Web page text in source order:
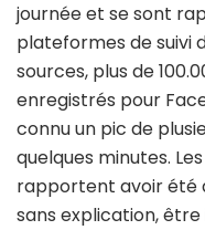
journée et se sont
plateformes de suivi
sources, plus de
enregistrés pour
connu un pic de
quelques minutes.
rapportent avoir été
sans explication,